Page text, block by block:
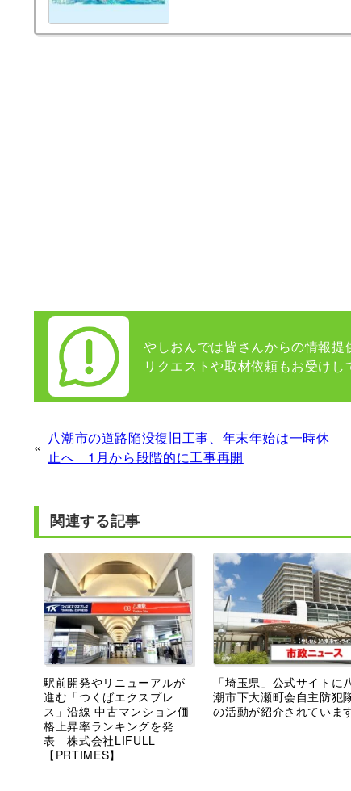
やしおんでは皆さんからの情報提
リクエストや取材依頼もお受けし
«
八潮市の道路陥没復旧工事、年末年始は一時休
止へ 1月から段階的に工事再開
関連する記事
駅前開発やリニューアルが
進む「つくばエクスプレ
ス」沿線 中古マンション価
格上昇率ランキングを発
表 株式会社LIFULL
【PRTIMES】
「埼玉県」公式サイトに
潮市下大瀬町会自主防犯
の活動が紹介されていま